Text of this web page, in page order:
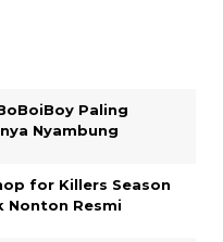
Paling
Nyambung
for Killers Season
Nonton Resmi